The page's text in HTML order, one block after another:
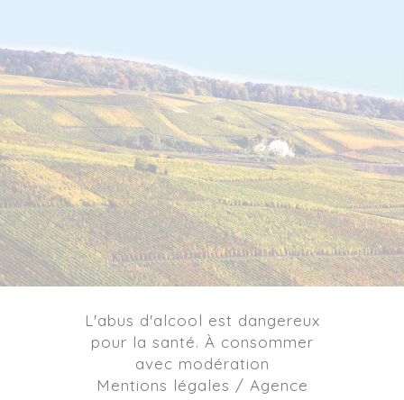
L'abus d'alcool est dangereux
pour la santé. À consommer
avec modération
Mentions légales / Agence